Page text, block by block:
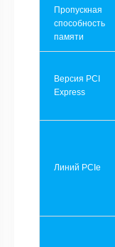
Пропускная
способность
памяти
Версия PCI
Express
Линий PCIe